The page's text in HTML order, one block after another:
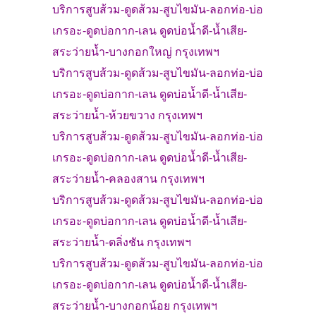
บริการสูบส้วม-ดูดส้วม-สูบไขมัน-ลอกท่อ-บ่อ
เกรอะ-ดูดบ่อกาก-เลน ดูดบ่อน้ำดี-น้ำเสีย-
สระว่ายน้ำ-บางกอกใหญ่ กรุงเทพฯ
บริการสูบส้วม-ดูดส้วม-สูบไขมัน-ลอกท่อ-บ่อ
เกรอะ-ดูดบ่อกาก-เลน ดูดบ่อน้ำดี-น้ำเสีย-
สระว่ายน้ำ-ห้วยขวาง กรุงเทพฯ
บริการสูบส้วม-ดูดส้วม-สูบไขมัน-ลอกท่อ-บ่อ
เกรอะ-ดูดบ่อกาก-เลน ดูดบ่อน้ำดี-น้ำเสีย-
สระว่ายน้ำ-คลองสาน กรุงเทพฯ
บริการสูบส้วม-ดูดส้วม-สูบไขมัน-ลอกท่อ-บ่อ
เกรอะ-ดูดบ่อกาก-เลน ดูดบ่อน้ำดี-น้ำเสีย-
สระว่ายน้ำ-ตลิ่งชัน กรุงเทพฯ
บริการสูบส้วม-ดูดส้วม-สูบไขมัน-ลอกท่อ-บ่อ
เกรอะ-ดูดบ่อกาก-เลน ดูดบ่อน้ำดี-น้ำเสีย-
สระว่ายน้ำ-บางกอกน้อย กรุงเทพฯ